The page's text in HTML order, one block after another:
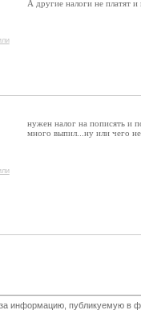
А другие налоги не платят
нужен налог на пописять и
много выпил...ну или чего
за информацию, публикуемую